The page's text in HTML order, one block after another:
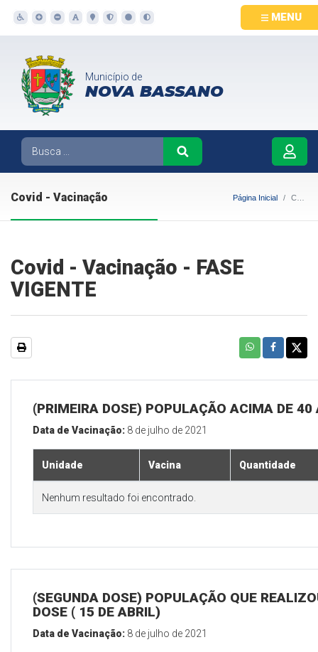
MENU
Município de
NOVA BASSANO
Covid - Vacinação Página Inicial Covid - Vacinação
Covid - Vacinação - FASE
VIGENTE
(PRIMEIRA DOSE) POPULAÇÃO ACIMA DE 40
Data de Vacinação: 8 de julho de 2021
Unidade Vacina Quantidade
Nenhum resultado foi encontrado.
(SEGUNDA DOSE) POPULAÇÃO QUE
DOSE ( 15 DE ABRIL)
Data de Vacinação: 8 de julho de 2021